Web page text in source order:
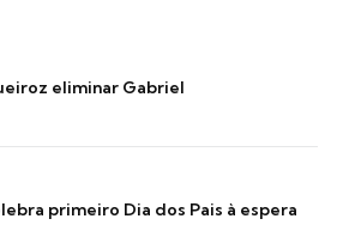
eliminar Gabriel
primeiro Dia dos Pais à espera